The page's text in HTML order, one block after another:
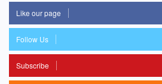
Like our page
Follow Us
Subscribe